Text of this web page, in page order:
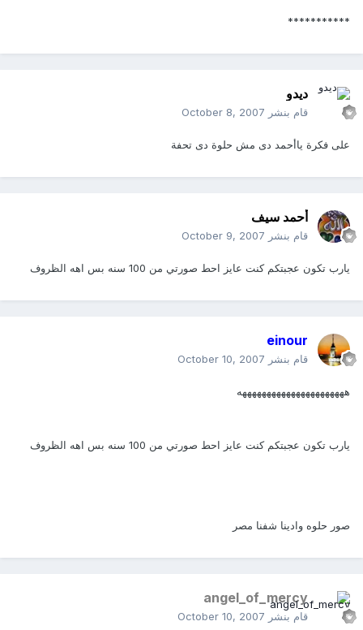
***********
ديدو
قام بنشر October 8, 2007
على فكرة ياأحمد دى مش حلوة دى تحفة
أحمد سيف
قام بنشر October 9, 2007
يارب تكون عجبتكم كنت عايز احط صورتي من 100 سنه بس اهه الظروف
einour
قام بنشر October 10, 2007
ههههههههههههههههههههههه
يارب تكون عجبتكم كنت عايز احط صورتي من 100 سنه بس اهه الظروف
صور حلوه وادينا شفنا مصر
angel_of_mercy
قام بنشر October 10, 2007